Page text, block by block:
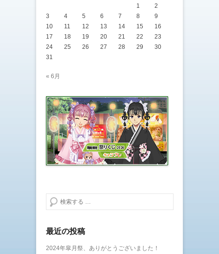
1
2
3
4 5 6 7 8
9
10
11 12 13 14 15
16
17
18 19 20 21 22
23
24
25 26 27 28 29
30
31
« 6月
検索する
最近の投稿
2024年皐月祭、ありがとうございました！